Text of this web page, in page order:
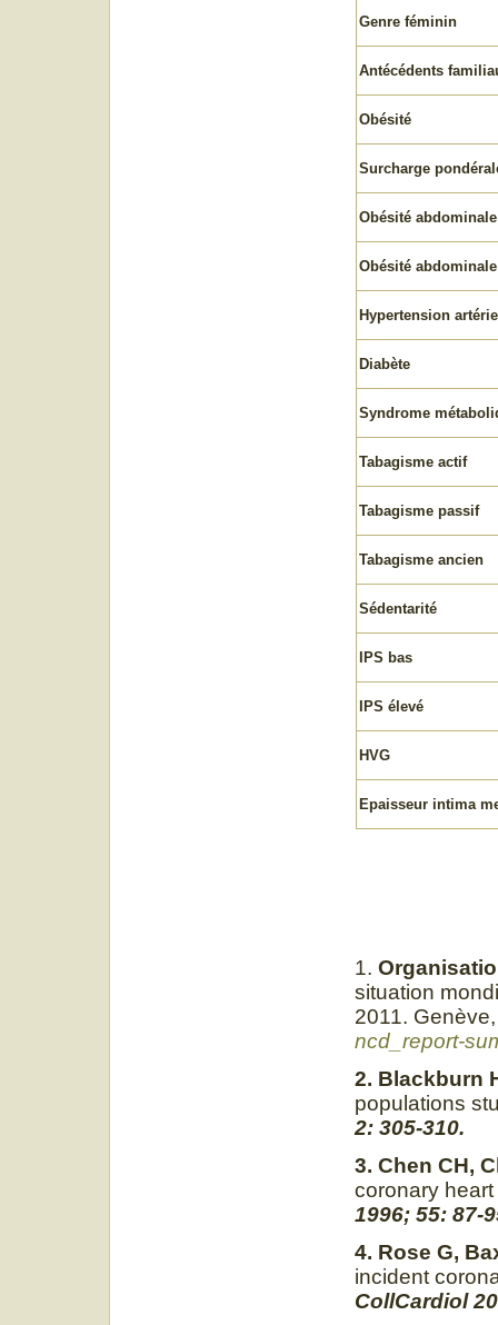
Genre féminin
Antécédents
Obésité
Surcharge
Obésité abdominale
Obésité abdominale
Hypertension
Diabète
Syndrome
Tabagisme actif
Tabagisme passif
Tabagisme ancien
Sédentarité
IPS bas
IPS élevé
HVG
Epaisseur intima
1.
situation
2011.
ncd_report-
2. Blackburn
populations
2: 305-310.
3. Chen CH,
coronary
1996; 55: 87-
4. Rose G,
incident
CollCardiol